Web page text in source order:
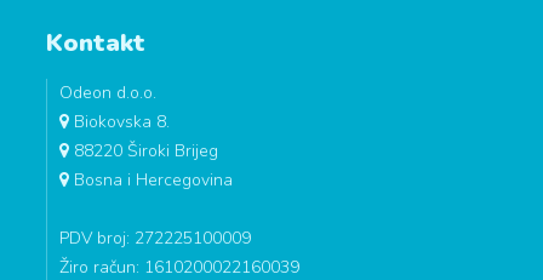
Kontakt
Odeon d.o.o.
Biokovska 8.
88220 Široki Brijeg
Bosna i Hercegovina
PDV broj: 272225100009
Žiro račun: 1610200022160039